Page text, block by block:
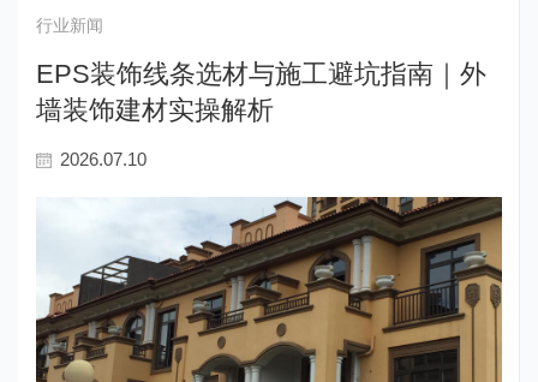
行业新闻
EPS装饰线条选材与施工避坑指南｜外
墙装饰建材实操解析
2026.07.10